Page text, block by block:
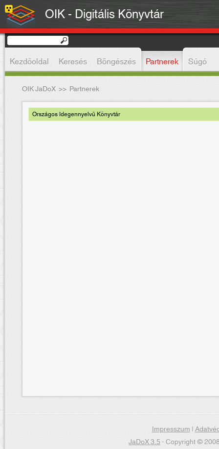
OIK - Digitális Könyvtár
Kezdőoldal Keresés Böngészés Partnerek Súgó
OIK JaDoX >> Partnerek
Országos Idegennyelvű Könyvtár
Impresszum|
JaDoX 3.5- Copyright ©